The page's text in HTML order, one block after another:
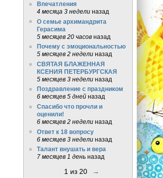
Впечатления
4 месяца 3 неделиназад
О семье архимандрита
Герасима
5 месяцев 20 часовназад
Почему с эмоциональностью
5 месяцев 2 неделиназад
СВЯТАЯ БЛАЖЕННАЯ
КСЕНИЯ ПЕТЕРБУРГСКАЯ
5 месяцев 3 неделиназад
Поздравление с праздником
6 месяцев 5 днейназад
Спасибо что прочли и
оценили!
6 месяцев 2 неделиназад
Ответ к 18 вопросу
6 месяцев 3 неделиназад
Талант внушать и вера
7 месяцев 1 деньназад
1 из 20 →